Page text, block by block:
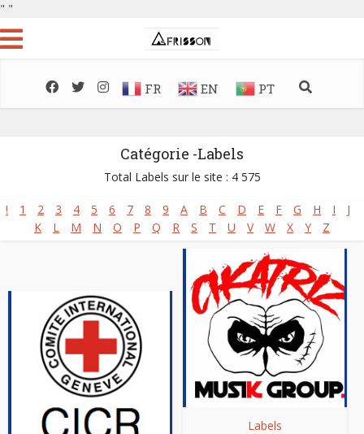
" "
FR EN PT
Catégorie -Labels
Total Labels sur le site : 4 575
! 1 2 3 4 5 6 7 8 9 A B C D E F G H I
J
K
L M N O P Q R S T U V W X Y Z
Labels